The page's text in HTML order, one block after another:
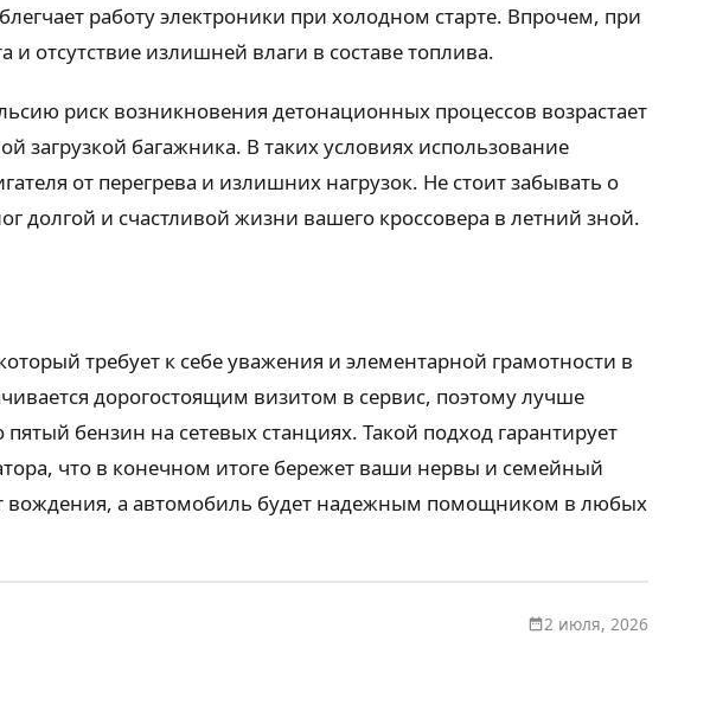
работу электроники при холодном старте. Впрочем, при
отсутствие излишней влаги в составе топлива.
риск возникновения детонационных процессов возрастает
багажника. В таких условиях использование
от перегрева и излишних нагрузок. Не стоит забывать о
долгой и счастливой жизни вашего кроссовера в летний зной.
требует к себе уважения и элементарной грамотности в
дорогостоящим визитом в сервис, поэтому лучше
бензин на сетевых станциях. Такой подход гарантирует
что в конечном итоге бережет ваши нервы и семейный
вождения, а автомобиль будет надежным помощником в любых
2 июля, 2026